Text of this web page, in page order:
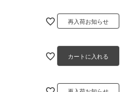
再入荷お知らせ
カートに入れる